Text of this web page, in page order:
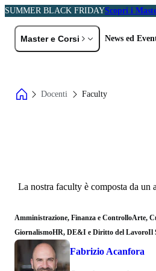
SUMMER BLACK FRIDAYScopri i
Master e Corsi
le soluzioni formative pensate per
di più
Diritto
News ed
Docenti Faculty
La nostra faculty è composta da
Amministrazione, Finanza e ControlloArte,
GiornalismoHR, DE&I e Diritto del LavoroIl
Fabrizio Acanfora